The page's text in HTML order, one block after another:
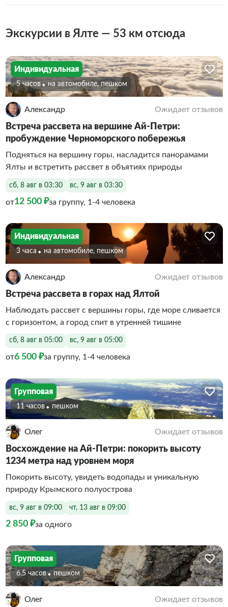
Экскурсии в Ялте — 53 км отсюда
Индивидуальная
5 часов На автомобиле, пешком
Александр Ожидает отзывов
Встреча рассвета на вершине Ай-Петри:
пробуждение Черноморского побережья
Подняться на вершину горы, насладится панорамами
Ялты и встретить рассвет в объятиях природы
сб, 8 авг в 03:30 вс, 9 авг в 03:30
от12 500 ₽за группу, 1-4 человека
Индивидуальная
3 часа На автомобиле, пешком
Александр Ожидает отзывов
Встреча рассвета в горах над Ялтой
Наблюдать рассвет с вершины горы, где море сливается
с горизонтом, а город спит в утренней тишине
сб, 8 авг в 05:00 вс, 9 авг в 05:00
от6 500 ₽за группу, 1-4 человека
Групповая
11 часов Пешком
Олег Ожидает отзывов
Восхождение на Ай-Петри: покорить высоту
1234 метра над уровнем моря
Покорить высоту, увидеть водопады и уникальную
природу Крымского полуострова
вс, 9 авг в 09:00 чт, 13 авг в 09:00
2 850 ₽за одного
Групповая
6.5 часов Пешком
Олег Ожидает отзывов